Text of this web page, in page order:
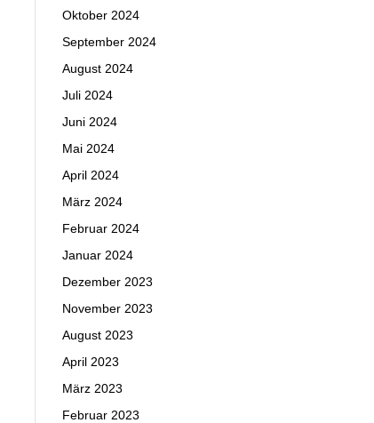
Oktober 2024
September 2024
August 2024
Juli 2024
Juni 2024
Mai 2024
April 2024
März 2024
Februar 2024
Januar 2024
Dezember 2023
November 2023
August 2023
April 2023
März 2023
Februar 2023